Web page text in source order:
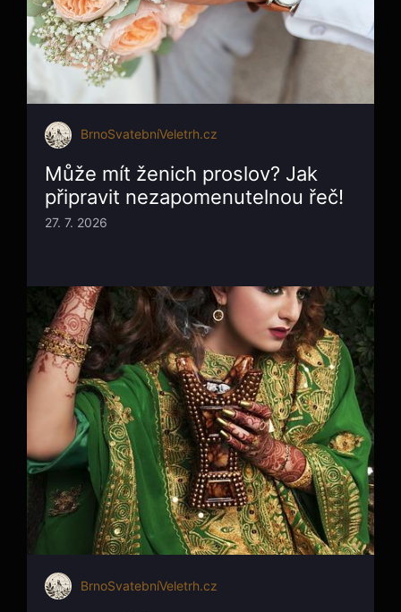
BrnoSvatebníVeletrh.cz
Může mít ženich proslov? Jak
připravit nezapomenutelnou řeč!
27. 7. 2026
BrnoSvatebníVeletrh.cz